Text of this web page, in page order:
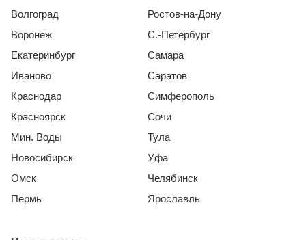
Волгоград
Воронеж
Екатеринбург
Иваново
Краснодар
Красноярск
Мин. Воды
Новосибирск
Омск
Пермь
Ростов-на-Дону
С.-Петербург
Самара
Саратов
Симферополь
Сочи
Тула
Уфа
Челябинск
Ярославль